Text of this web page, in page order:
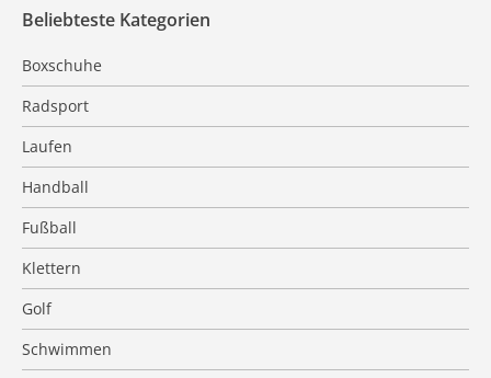
Beliebteste Kategorien
Boxschuhe
Radsport
Laufen
Handball
Fußball
Klettern
Golf
Schwimmen